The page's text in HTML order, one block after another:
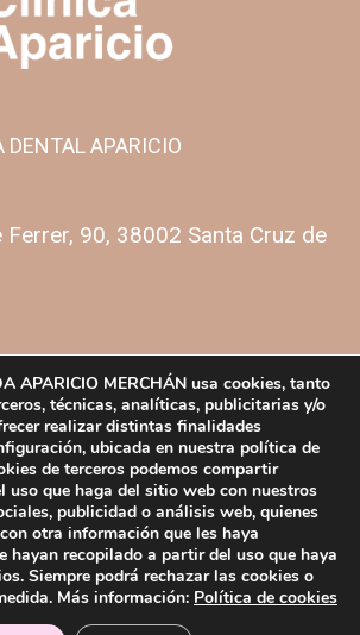
APARICIO
Ferrer, 90, 38002 Santa Cruz de
Política de cookies
Aviso legal
Facebook
Instagram
APARICIO MERCHÁN usa cookies, tanto
técnicas, analíticas, publicitarias y/o
realizar distintas finalidades
ubicada en nuestra política de
de terceros podemos compartir
uso que haga del sitio web con nuestros
publicidad o análisis web, quienes
otra información que les haya
hayan recopilado a partir del uso que haya
Siempre podrá rechazar las cookies o
Más información: Política de cookies